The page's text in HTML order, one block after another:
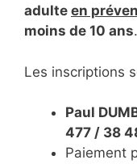
adulte en
moins de 10 ans.
Les inscriptions
Paul
477 / 38
Paiement